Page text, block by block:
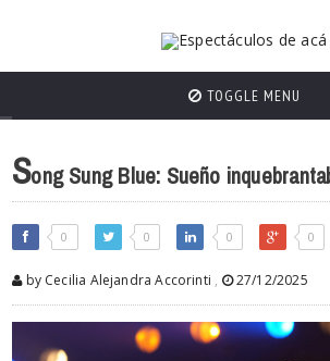
TOGGLE MENU
Song Sung Blue: Sueño
0 0 0 0
by Cecilia Alejandra Accorinti , 27/12/2025